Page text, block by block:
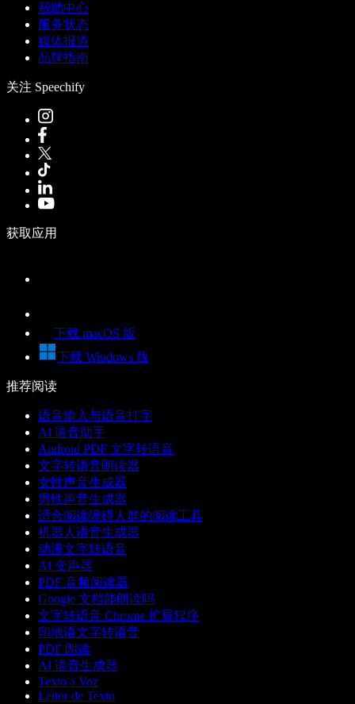
帮助中心
服务状态
媒体报道
品牌指南
关注 Speechify
获取应用
下载 macOS 版
下载 Windows 版
推荐阅读
语音输入与语音打字
AI 语音助手
Android PDF 文字转语音
文字转语音朗读器
女性声音生成器
男性声音生成器
适合阅读障碍人群的阅读工具
机器人语音生成器
动漫文字转语音
AI 变声器
PDF 音频阅读器
Google 文档能朗读吗
文字转语音 Chrome 扩展程序
印地语文字转语音
PDF 朗读
AI 语音生成器
Texto a Voz
Leitor de Texto